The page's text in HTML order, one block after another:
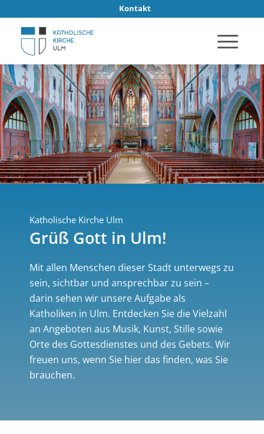
Kontakt
Katholische Kirche Ulm
Grüß Gott in Ulm!
Mit allen Menschen dieser Stadt unterwegs zu
sein, sichtbar und ansprechbar zu sein –
darin sehen wir unsere Aufgabe als
Katholiken in Ulm. Entdecken Sie die Vielzahl
an Angeboten aus Musik, Kunst, Stille sowie
Orte des Gottesdienstes und des Gebets. Wir
freuen uns, wenn Sie hier das finden, was Sie
brauchen.